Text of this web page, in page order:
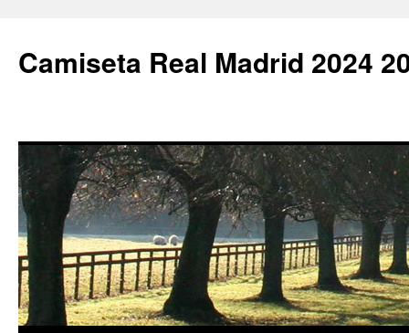
Camiseta Real Madrid 2024